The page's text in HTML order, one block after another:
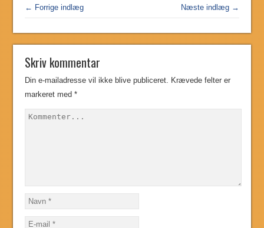
← Forrige indlæg Næste indlæg →
Skriv kommentar
Din e-mailadresse vil ikke blive publiceret.
Krævede felter er
markeret med*